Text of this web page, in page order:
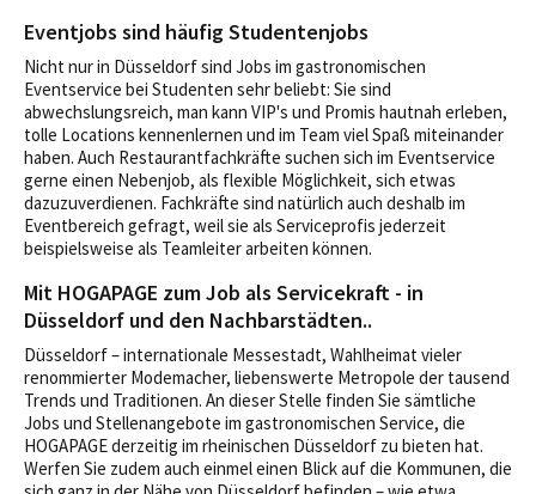
Eventjobs sind häufig Studentenjobs
Nicht nur in Düsseldorf sind Jobs im gastronomischen
Eventservice bei Studenten sehr beliebt: Sie sind
abwechslungsreich, man kann VIP's und Promis hautnah erleben,
tolle Locations kennenlernen und im Team viel Spaß miteinander
haben. Auch Restaurantfachkräfte suchen sich im Eventservice
gerne einen Nebenjob, als flexible Möglichkeit, sich etwas
dazuzuverdienen. Fachkräfte sind natürlich auch deshalb im
Eventbereich gefragt, weil sie als Serviceprofis jederzeit
beispielsweise als Teamleiter arbeiten können.
Mit HOGAPAGE zum Job als Servicekraft - in
Düsseldorf und den Nachbarstädten..
Düsseldorf – internationale Messestadt, Wahlheimat vieler
renommierter Modemacher, liebenswerte Metropole der tausend
Trends und Traditionen. An dieser Stelle finden Sie sämtliche
Jobs und Stellenangebote im gastronomischen Service, die
HOGAPAGE derzeitig im rheinischen Düsseldorf zu bieten hat.
Werfen Sie zudem auch einmel einen Blick auf die Kommunen, die